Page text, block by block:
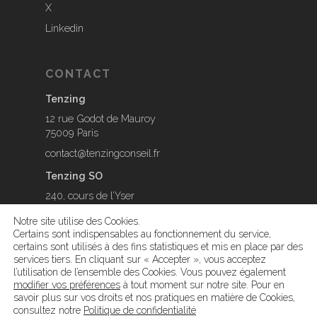
X
Linkedin
CONTACT
Tenzing
12 rue Godot de Mauroy
75009 Paris
contact@tenzingconseil.fr
Tenzing SO
240, cours de l’Yser
contact@tenzingconseil.fr
© 2026 Tenzing. Mentions légales-Paramétrage des
Notre site utilise des Cookies.
Certains sont indispensables au fonctionnement du service,
certains sont utilisés à des fins statistiques et mis en place par des
services tiers. En cliquant sur « Accepter », vous acceptez
l’utilisation de l’ensemble des Cookies. Vous pouvez également
modifier vos préférences à tout moment sur notre site. Pour en
savoir plus sur vos droits et nos pratiques en matière de Cookies,
consultez notre Politique de confidentialité